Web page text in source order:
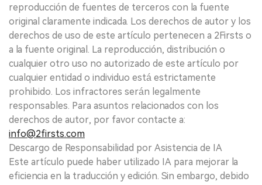
reproducción de fuentes de terceros con la fuente
original claramente indicada. Los derechos de autor y los
derechos de uso de este artículo pertenecen a 2Firsts o
a la fuente original. La reproducción, distribución o
cualquier otro uso no autorizado de este artículo por
cualquier entidad o individuo está estrictamente
prohibido. Los infractores serán legalmente
responsables. Para asuntos relacionados con los
derechos de autor, por favor contacte a:
info@2firsts.com
Descargo de Responsabilidad por Asistencia de IA
Este artículo puede haber utilizado IA para mejorar la
eficiencia en la traducción y edición. Sin embargo, debido